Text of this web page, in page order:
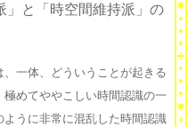
」と「時空間維持派」の
一体、どういうことが起きる
めてややこしい時間認識の一
うに非常に混乱した時間認識